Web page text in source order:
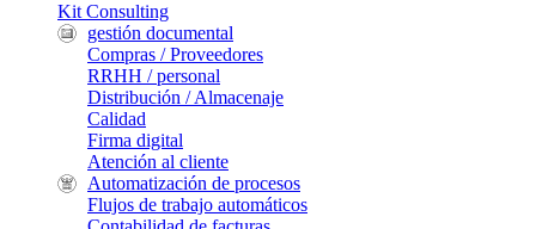
Kit Consulting
gestión documental
Compras / Proveedores
RRHH / personal
Distribución / Almacenaje
Calidad
Firma digital
Atención al cliente
Automatización de procesos
Flujos de trabajo automáticos